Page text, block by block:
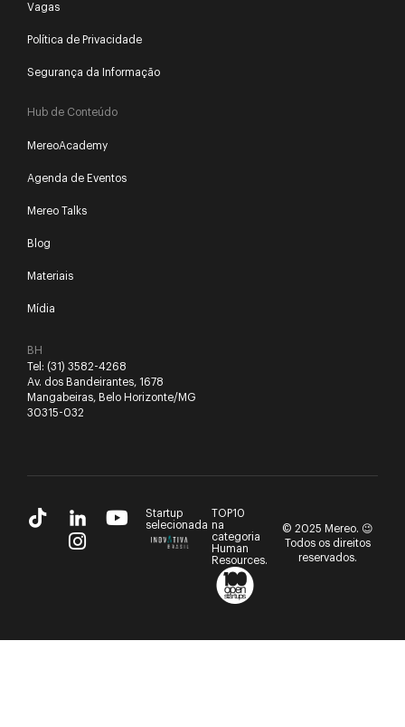
Vagas
Política de Privacidade
Segurança da Informação
Hub de Conteúdo
MereoAcademy
Agenda de Eventos
Mereo Talks
Blog
Materiais
Mídia
BH
Tel: (31) 3582-4268
Av. dos Bandeirantes, 1678
Mangabeiras, Belo Horizonte/MG
30315-032
TOP10
na
categoria
Human
Resources.
Startup
selecionada
© 2025 Mereo. 😉
Todos os direitos
reservados.